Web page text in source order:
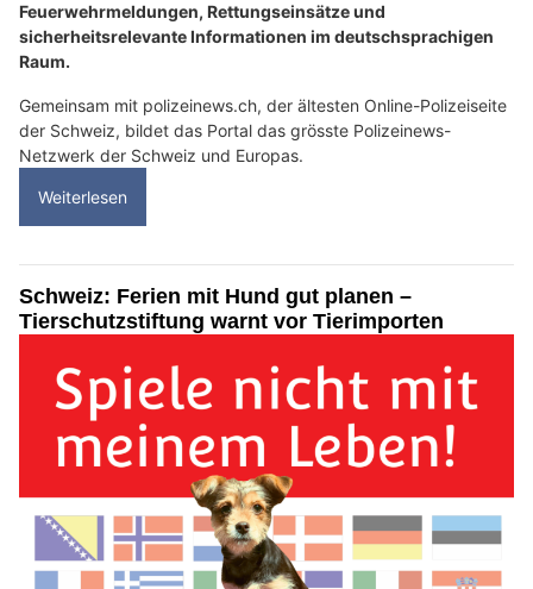
Feuerwehrmeldungen, Rettungseinsätze und
sicherheitsrelevante Informationen im deutschsprachigen
Raum.
Gemeinsam mit polizeinews.ch, der ältesten Online-Polizeiseite
der Schweiz, bildet das Portal das grösste Polizeinews-
Netzwerk der Schweiz und Europas.
Weiterlesen
Schweiz: Ferien mit Hund gut planen –
Tierschutzstiftung warnt vor Tierimporten